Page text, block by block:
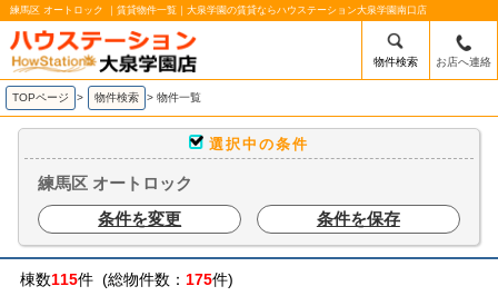
練馬区 オートロック ｜賃貸物件一覧｜大泉学園の賃貸ならハウステーション大泉学園南口店
物件検索 お店へ連絡
TOPページ > 物件検索 > 物件一覧
選択中の条件
練馬区 オートロック
条件を変更
条件を保存
棟数115件 (総物件数： 175件)